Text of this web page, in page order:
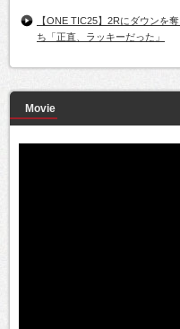
【ONE TIC25】2Rにダウンを
ち「正直、ラッキーだった」
Movie